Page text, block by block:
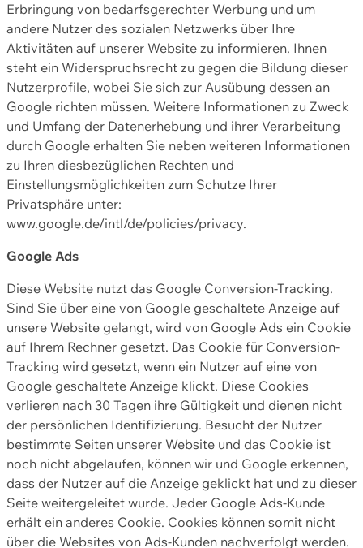
Erbringung von bedarfsgerechter Werbung und um
andere Nutzer des sozialen Netzwerks über Ihre
Aktivitäten auf unserer Website zu informieren. Ihnen
steht ein Widerspruchsrecht zu gegen die Bildung dieser
Nutzerprofile, wobei Sie sich zur Ausübung dessen an
Google richten müssen. Weitere Informationen zu Zweck
und Umfang der Datenerhebung und ihrer Verarbeitung
durch Google erhalten Sie neben weiteren Informationen
zu Ihren diesbezüglichen Rechten und
Einstellungsmöglichkeiten zum Schutze Ihrer
Privatsphäre unter:
www.google.de/intl/de/policies/privacy.
Google Ads
Diese Website nutzt das Google Conversion-Tracking.
Sind Sie über eine von Google geschaltete Anzeige auf
unsere Website gelangt, wird von Google Ads ein Cookie
auf Ihrem Rechner gesetzt. Das Cookie für Conversion-
Tracking wird gesetzt, wenn ein Nutzer auf eine von
Google geschaltete Anzeige klickt. Diese Cookies
verlieren nach 30 Tagen ihre Gültigkeit und dienen nicht
der persönlichen Identifizierung. Besucht der Nutzer
bestimmte Seiten unserer Website und das Cookie ist
noch nicht abgelaufen, können wir und Google erkennen,
dass der Nutzer auf die Anzeige geklickt hat und zu dieser
Seite weitergeleitet wurde. Jeder Google Ads-Kunde
erhält ein anderes Cookie. Cookies können somit nicht
über die Websites von Ads-Kunden nachverfolgt werden.